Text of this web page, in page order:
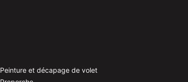
Peinture et décapage de volet